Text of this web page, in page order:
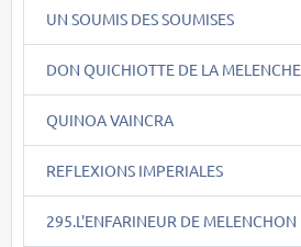
UN SOUMIS DES SOUMISES
DON QUICHIOTTE DE LA MELENCHE
QUINOA VAINCRA
REFLEXIONS IMPERIALES
295.L'ENFARINEUR DE MELENCHON